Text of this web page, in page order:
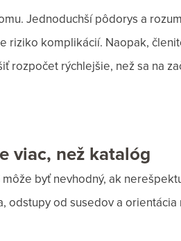
Jednoduchší pôdorys a
riziko komplikácií. Naopak,
rozpočet rýchlejšie, než sa na
viac, než katalóg
byť nevhodný, ak
odstupy od susedov a